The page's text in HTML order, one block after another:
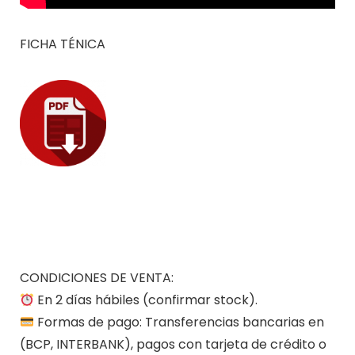
FICHA TÉNICA
CONDICIONES DE VENTA:
En 2 días hábiles (confirmar stock).
Formas de pago: Transferencias bancarias en
(BCP, INTERBANK), pagos con tarjeta de crédito o